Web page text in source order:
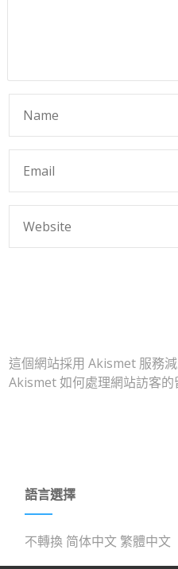
這個網站採用 Akismet 服務
Akismet 如何處理網站訪客的
語言選擇
不轉換 简体中文 繁體中文